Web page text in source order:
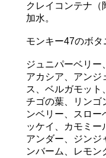
クレイコンテナ
加水。
モンキー47のボタ
ジュニパーベリー
アカシア、アンジ
ス、ベルガモット
チゴの葉、リンゴ
ンベリー、スロー
ッケイ、カモミー
アンダー、ジンジ
ンバーム、レモン